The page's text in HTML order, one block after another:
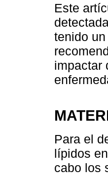
Este
tenido
impactar
Para el
lípidos
cabo los